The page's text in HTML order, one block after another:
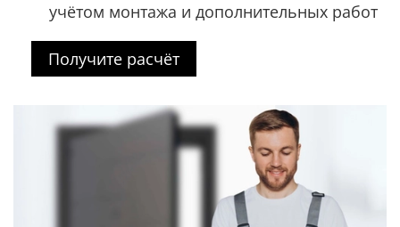
учётом монтажа и дополнительных работ
Получите расчёт